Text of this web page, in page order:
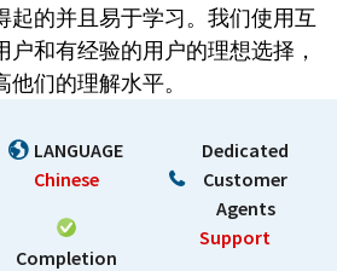
起的并且易于学习。我们使用互
和有经验的用户的理想选择，
他们的理解水平。
LANGUAGE
Chinese
Completion
Dedicated
Customer
Agents
Support